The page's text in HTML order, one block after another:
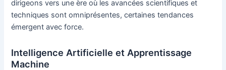
dirigeons vers une ère où les avancées scientifiques et
techniques sont omniprésentes, certaines tendances
émergent avec force.
Intelligence Artificielle et Apprentissage
Machine